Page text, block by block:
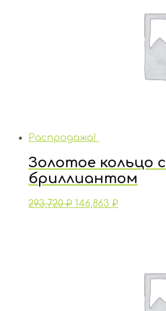
Распродажа!
Золотое кольцо с
бриллиантом
293,720₽ 146,863 ₽